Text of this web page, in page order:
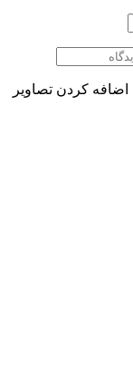
اضافه کردن تصاویر